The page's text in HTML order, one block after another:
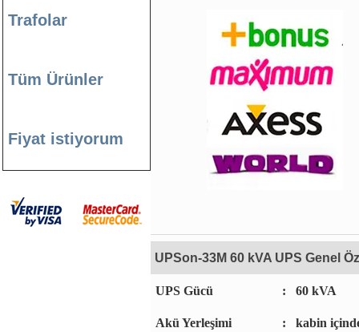
Trafolar
Tüm Ürünler
Fiyat istiyorum
UPSon-33M 60 kVA UPS Genel
UPS Gücü : 60 kVA
Akü Yerleşimi : kabin